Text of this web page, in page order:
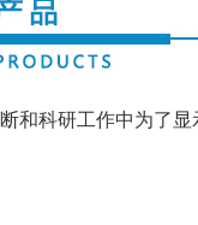
科研工作中为了